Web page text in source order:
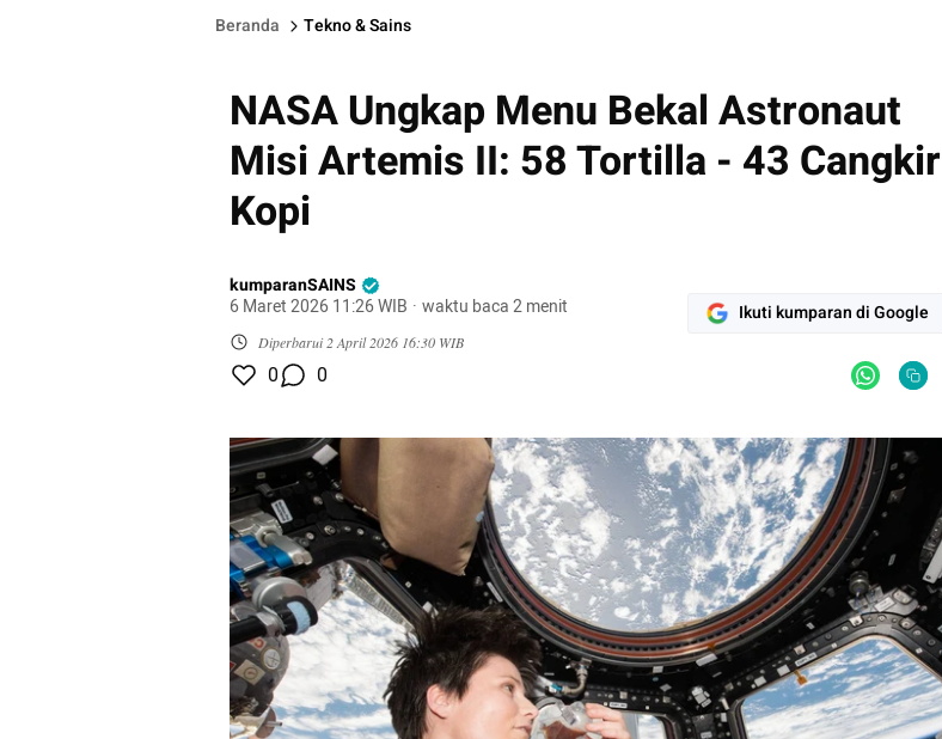
Beranda Tekno & Sains
NASA Ungkap Menu Bekal Astronaut
Misi Artemis II: 58 Tortilla - 43 Cangkir
Kopi
kumparanSAINS
6 Maret 2026 11:26 WIB · waktu baca 2 menit
Diperbarui2 April 2026 16:30 WIB
Ikuti kumparan di Google
0 0